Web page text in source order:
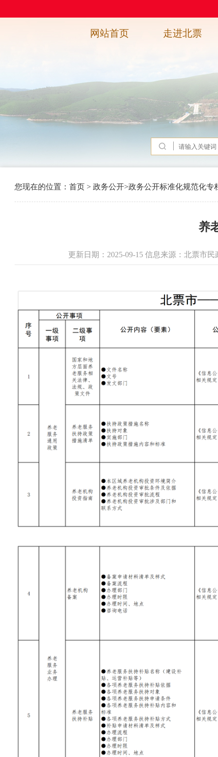
网站首页 走进北票
您现在的位置： 首页 > 政务公开>政务公开标准化规范化专
养
更新日期：2025-09-15 信息来源：北票市